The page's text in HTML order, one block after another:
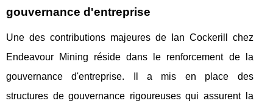
gouvernance d'entreprise
Une des contributions majeures de Ian Cockerill chez
Endeavour Mining réside dans le renforcement de la
gouvernance d'entreprise. Il a mis en place des
structures de gouvernance rigoureuses qui assurent la